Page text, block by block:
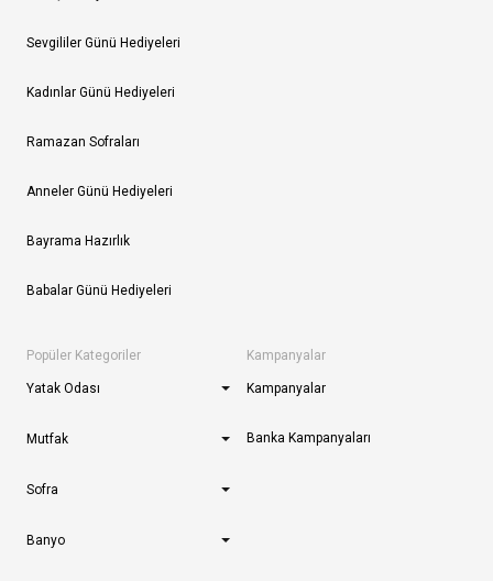
Sevgililer Günü Hediyeleri
Kadınlar Günü Hediyeleri
Ramazan Sofraları
Anneler Günü Hediyeleri
Bayrama Hazırlık
Babalar Günü Hediyeleri
Popüler Kategoriler
Yatak Odası
Mutfak
Sofra
Banyo
Kampanyalar
Kampanyalar
Banka Kampanyaları